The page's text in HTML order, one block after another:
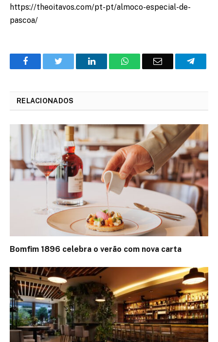
https://theoitavos.com/pt-pt/almoco-especial-de-
pascoa/
FacebookTwitter
O
WhatsAppE-
RELACIONADOS
Bomfim 1896 celebra o verão com nova carta